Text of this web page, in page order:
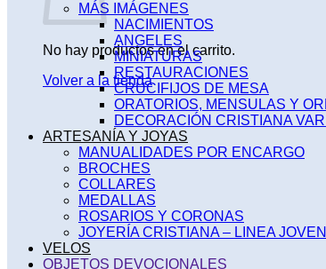
No hay productos en el carrito.
Volver a la tienda
MÁS IMÁGENES
NACIMIENTOS
ANGELES
MINIATURAS
RESTAURACIONES
CRUCIFIJOS DE MESA
ORATORIOS, MENSULAS Y
DECORACIÓN CRISTIANA
ARTESANÍA Y JOYAS
MANUALIDADES POR ENCARGO
BROCHES
COLLARES
MEDALLAS
ROSARIOS Y CORONAS
JOYERÍA CRISTIANA – LINEA JOVEN
VELOS
OBJETOS DEVOCIONALES